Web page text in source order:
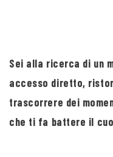
Sei alla ricerca di un
accesso diretto,
trascorrere dei
che ti fa battere il